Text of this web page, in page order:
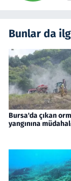
Bunlar da
Bursa'da çıkan
yangınına